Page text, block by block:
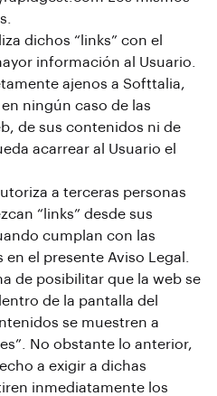
dichos “links” con el
información al Usuario.
ajenos a Softtalia,
ningún caso de las
de sus contenidos ni de
acarrear al Usuario el
a terceras personas
“links” desde sus
cumplan con las
el presente Aviso Legal.
de posibilitar que la web se
de la pantalla del
se muestren a
No obstante lo anterior,
a exigir a dichas
inmediatamente los